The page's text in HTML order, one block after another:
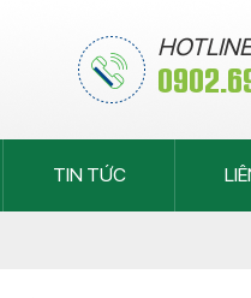
HOTLINE
TIN TỨC